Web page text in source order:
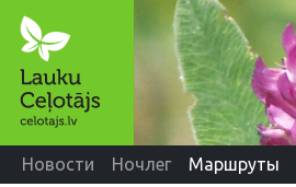
Новости Ночлег Маршруты